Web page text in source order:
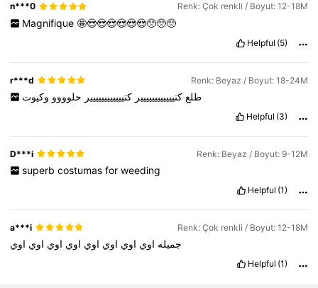
4,88 508K Takipçiler
n***0 Renk: Çok renkli / Boyut: 12-18M
Magnifique 🤩😍😍😍😍😍😍🥺🥺🥺
Helpful (5)
r***d Renk: Beyaz / Boyut: 18-24M
طلعكتييييييييييييركتيييييييييييير حلوووو وكيوت
Helpful (3)
D***i Renk: Beyaz / Boyut: 9-12M
superb costumas for weeding
Helpful (1)
a***i Renk: Çok renkli / Boyut: 12-18M
جميله اوي اوي اوي اوي اوي اوي اوي اوي
Helpful (1)